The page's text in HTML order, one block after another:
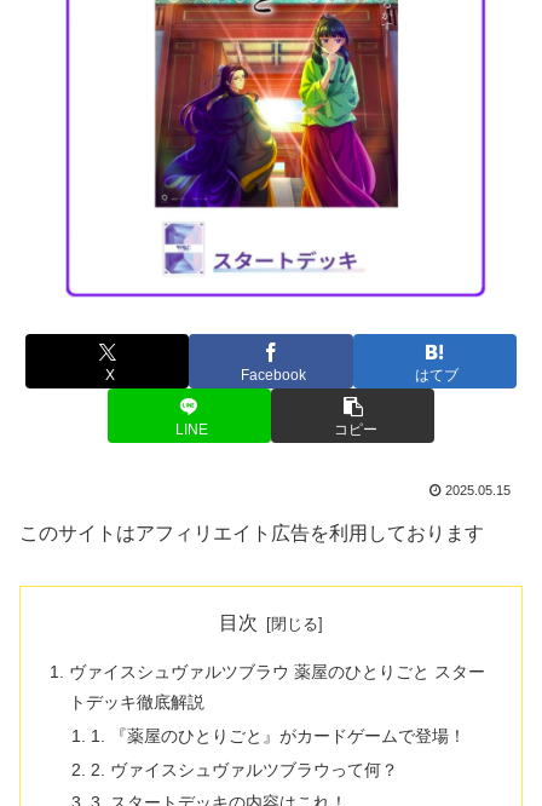
X Facebook はてブ
LINE コピー
2025.05.15
このサイトはアフィリエイト広告を利用しております
目次
ヴァイスシュヴァルツブラウ 薬屋のひとりごと スター
トデッキ徹底解説
1. 『薬屋のひとりごと』がカードゲームで登場！
2. ヴァイスシュヴァルツブラウって何？